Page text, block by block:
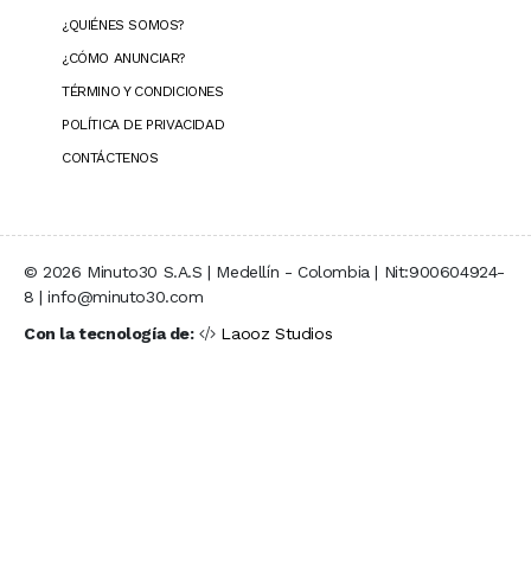
¿QUIÉNES SOMOS?
¿CÓMO ANUNCIAR?
TÉRMINO Y CONDICIONES
POLÍTICA DE PRIVACIDAD
CONTÁCTENOS
© 2026 Minuto30 S.A.S | Medellín - Colombia | Nit:900604924-
8 | info@minuto30.com
Con la tecnología de:
Laooz Studios